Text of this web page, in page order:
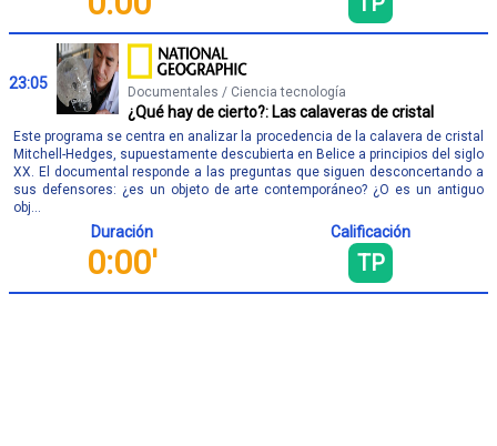
23:05 Documentales / Ciencia tecnología
¿Qué hay de cierto?: Las calaveras de cristal
Este programa se centra en analizar la procedencia de la calavera de cristal
Mitchell-Hedges, supuestamente descubierta en Belice a principios del siglo
XX. El documental responde a las preguntas que siguen desconcertando a
sus defensores: ¿es un objeto de arte contemporáneo? ¿O es un antiguo
obj...
Duración
0:00'
Calificación
TP